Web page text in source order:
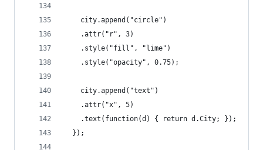
    city.append("circle")
    .attr("r", 3)
    .style("fill", "lime")
    .style("opacity", 0.75);
    city.append("text")
    .attr("x", 5)
    .text(function(d) { return d.City; });
  });